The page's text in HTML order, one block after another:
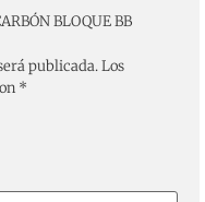
BLOQUE BB
publicada.Los
*